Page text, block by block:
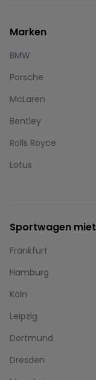
Marken
BMW
Porsche
McLaren
Bentley
Rolls Royce
Lotus
Sportwagen
Frankfurt
Hamburg
Köln
Leipzig
Dortmund
Dresden